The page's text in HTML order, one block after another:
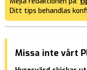
Ditt tips behandlas
Missa inte vårt